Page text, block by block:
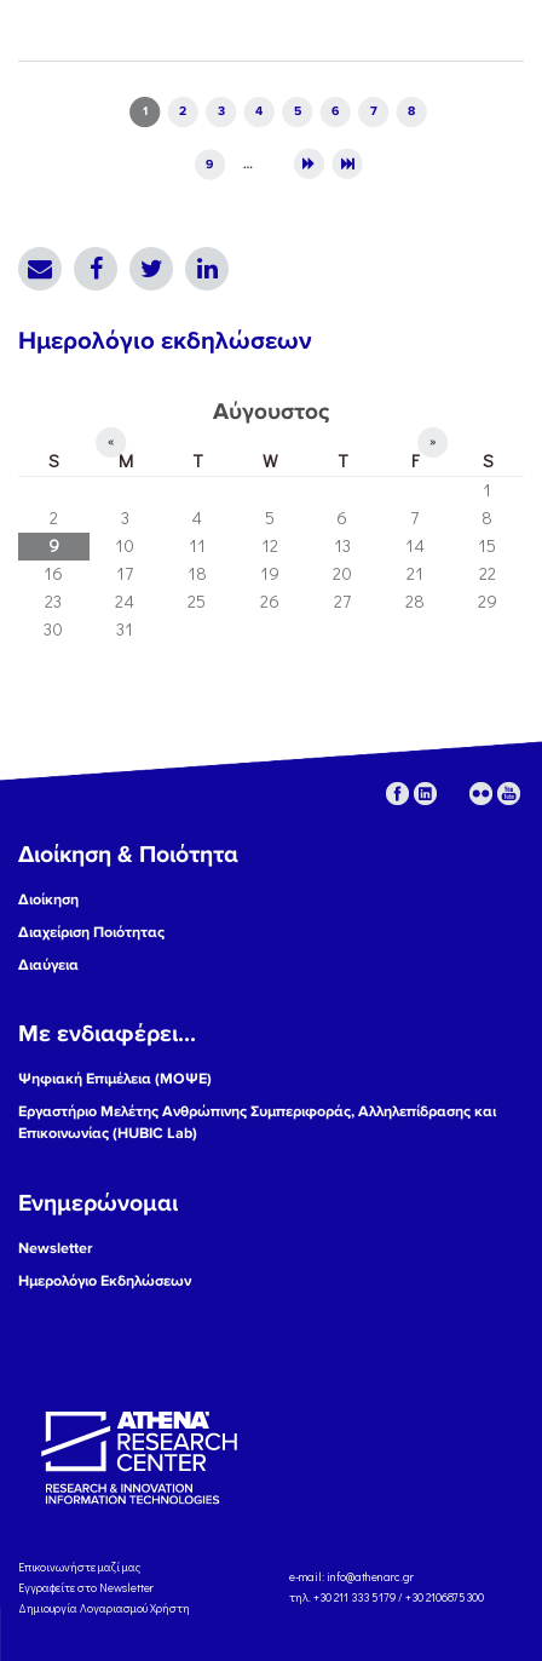
1 2 3 4 5 6 7 8
9 …
Ημερολόγιο εκδηλώσεων
Αύγουστος
« »
S M T W T F
S
1
2
3 4 5 6 7
8
9
10 11 12 13 14
15
16
17 18 19 20 21
22
23
24 25 26 27 28
29
30
31
Διοίκηση & Ποιότητα
Διοίκηση
Διαχείριση Ποιότητας
Διαύγεια
Με ενδιαφέρει...
Ψηφιακή Επιμέλεια (ΜΟΨΕ)
Εργαστήριο Μελέτης Ανθρώπινης Συμπεριφοράς, Αλληλεπίδρασης και
Επικοινωνίας (HUBIC Lab)
Ενημερώνομαι
Newsletter
Ημερολόγιο Εκδηλώσεων
Eπικοινωνήστε μαζί μας
Εγγραφείτε στο Newsletter
Δημιουργία Λογαριασμού Χρήστη
e-mail: info@athenarc.gr
τηλ. +30 211 333 5179 / +30 2106875300